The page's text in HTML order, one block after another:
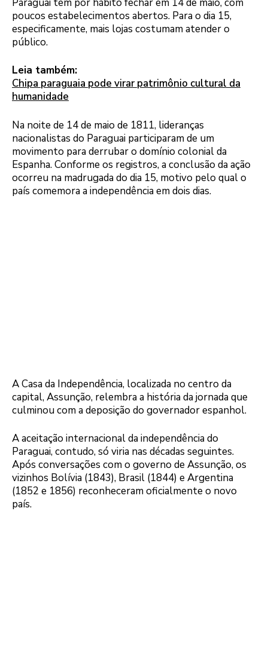
poucos estabelecimentos abertos. Para o dia 15,
especificamente, mais lojas costumam atender o
público.
Leia também:
Chipa paraguaia pode virar patrimônio cultural da
humanidade
Na noite de 14 de maio de 1811, lideranças
nacionalistas do Paraguai participaram de um
movimento para derrubar o domínio colonial da
Espanha. Conforme os registros, a conclusão da ação
ocorreu na madrugada do dia 15, motivo pelo qual o
país comemora a independência em dois dias.
A Casa da Independência, localizada no centro da
capital, Assunção, relembra a história da jornada que
culminou com a deposição do governador espanhol.
A aceitação internacional da independência do
Paraguai, contudo, só viria nas décadas seguintes.
Após conversações com o governo de Assunção, os
vizinhos Bolívia (1843), Brasil (1844) e Argentina
(1852 e 1856) reconheceram oficialmente o novo
país.